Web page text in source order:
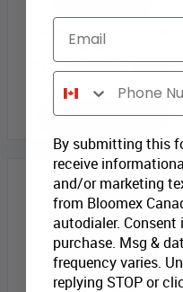
Panier Cadeau Collection
Classique II
Prix Bloomex: 82,99 $
MAGASINEZ
Email
Phone Number
By submitting this
receive
and/or marketing
from Bloomex
autodialer.
purchase. Msg &
frequency varies.
replying STOP or